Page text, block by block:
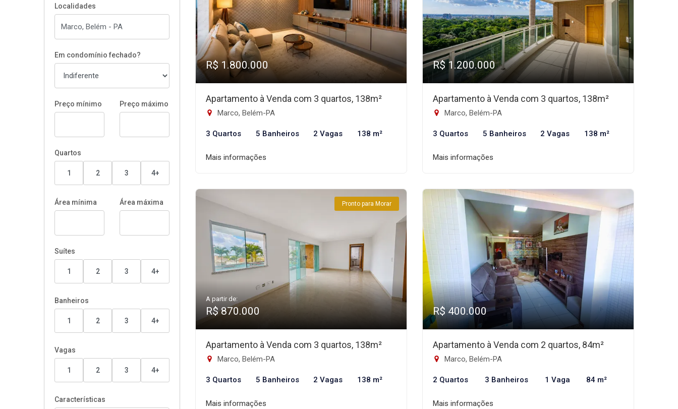
Localidades
Em condomínio fechado?
Preço mínimo Preço máximo
Quartos
1 2 3 4+
Área mínima Área máxima
Suítes
1 2 3 4+
Banheiros
1 2 3 4+
Vagas
1 2 3 4+
Características
R$ 1.800.000
Apartamento à Venda com 3 quartos, 138m²
Marco, Belém-PA
3 Quartos 5 Banheiros 2 Vagas 138 m²
Mais informações
R$ 1.200.000
Apartamento à Venda com 3 quartos, 138m²
Marco, Belém-PA
3 Quartos 5 Banheiros 2 Vagas 138 m²
Mais informações
Pronto para Morar
A partir de:
R$ 870.000
Apartamento à Venda com 3 quartos, 138m²
Marco, Belém-PA
3 Quartos 5 Banheiros 2 Vagas 138 m²
Mais informações
R$ 400.000
Apartamento à Venda com 2 quartos, 84m²
Marco, Belém-PA
2 Quartos 3 Banheiros 1 Vaga 84 m²
Mais informações